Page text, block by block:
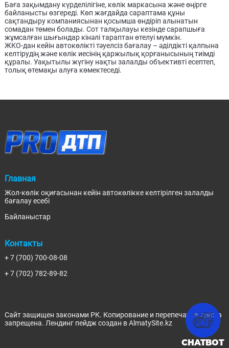
Баға зақымдану күрделілігіне, көлік маркасына және өңірге
байланысты өзгереді. Көп жағдайда сараптама құны
сақтандыру компаниясынан қосымша өндіріп алынатын
сомадан төмен болады. Сот талқылауы кезінде сарапшыға
жұмсалған шығындар кінәлі тараптан өтелуі мүмкін.
ЖКО-дан кейін автокөлікті тәуелсіз бағалау – әділдікті қалпына
келтірудің және көлік иесінің қаржылық қорғанысының тиімді
құралы. Уақытылы жүгіну нақты залалды объективті есептеп,
толық өтемақы алуға көмектеседі.
CHATBOT
Главная
Жол-көлік оқиғасынан кейін автокөлікке келтірілген залалды
бағалау есебі
Байланыстар
Контакты
+ 7 (700) 700-08-08
+ 7 (702) 782-89-82
Сайт защищен законами РК. Копирование и перепечатка текста
запрещена. Лендинг пейдж создан в AlmatySite.kz